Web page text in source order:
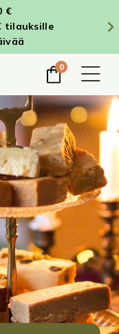
€
tilauksille
0